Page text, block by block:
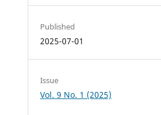
Published
2025-07-01
Issue
Vol. 9 No. 1 (2025)